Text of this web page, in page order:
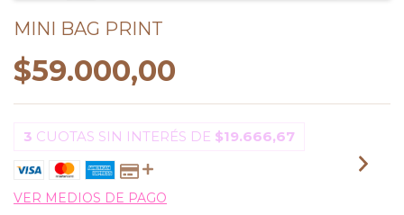
MINI BAG PRINT
$59.000,00
3 CUOTAS SIN INTERÉS DE $19.666,67
VER MEDIOS DE PAGO